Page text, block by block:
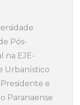
Pós-
na EJE-
Urbanístico
e
Paranaense